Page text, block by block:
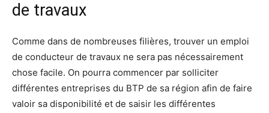
de travaux
Comme dans de nombreuses filières, trouver un emploi
de conducteur de travaux ne sera pas nécessairement
chose facile. On pourra commencer par solliciter
différentes entreprises du BTP de sa région afin de faire
valoir sa disponibilité et de saisir les différentes